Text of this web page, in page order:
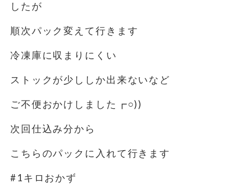
したが
順次パック変えて行きます
冷凍庫に収まりにくい
ストックが少ししか出来ないなど
ご不便おかけしました┏○))
次回仕込み分から
こちらのパックに入れて行きます
#1キロおかず